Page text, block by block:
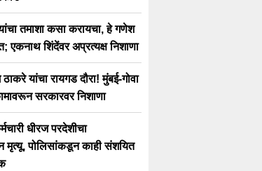
तमाशा कसा करायचा, हे गणेश
एकनाथ शिंदेंवर अप्रत्यक्ष निशाणा
यांचा रायगड दौरा! मुंबई-गोवा
सरकारवर निशाणा
धीरज परदेशीचा
मृत्यू, पोलिसांकडून काही संशयित